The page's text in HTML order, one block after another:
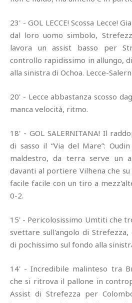
23' - GOL LECCE! Scossa Lecce!
dal loro uomo simbolo,
lavora un assist basso per
controllo rapidissimo in allungo,
alla sinistra di Ochoa. Lecce-
20' - Lecce abbastanza scosso
manca velocità, ritmo.
18' - GOL SALERNITANA! Il
di sasso il “Via del Mare”:
maldestro, da terra serve un
davanti al portiere Vilhena che
facile facile con un tiro a
0-2.
15' - Pericolosissimo Umtiti che
svettare sull'angolo di
di pochissimo sul fondo alla
14' - Incredibile malinteso tra
che si ritrova il pallone in
Assist di Strefezza per